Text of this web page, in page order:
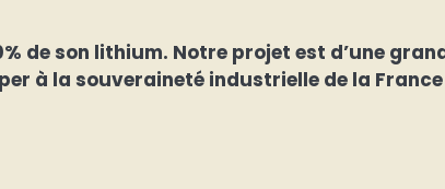
de son lithium. Notre projet est d’une
à la souveraineté industrielle de la France